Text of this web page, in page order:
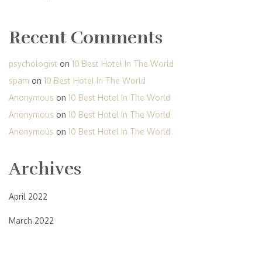
Recent Comments
psychologist on 10 Best Hotel In The World
spam on 10 Best Hotel In The World
Anonymous on 10 Best Hotel In The World
Anonymous on 10 Best Hotel In The World
Anonymous on 10 Best Hotel In The World
Archives
April 2022
March 2022